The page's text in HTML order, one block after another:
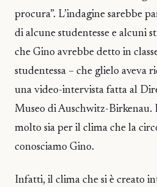
procura”. L’indagine sarebbe
di alcune studentesse e alcuni
che Gino avrebbe detto in
studentessa – che glielo aveva
una video-intervista fatta al
Museo di Auschwitz-Birkenau.
molto sia per il clima che la
conosciamo Gino.
Infatti, il clima che si è creato